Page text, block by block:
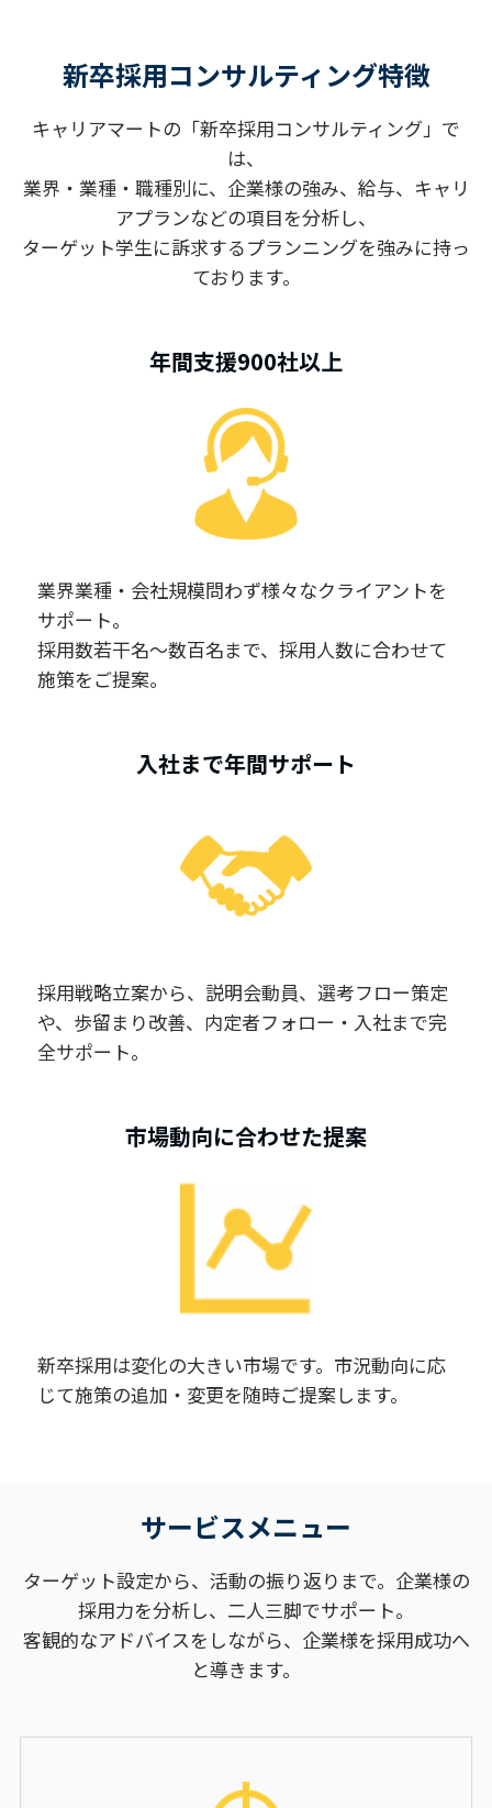
新卒採用コンサルティング特徴
キャリアマートの「新卒採用コンサルティング」で
は、
業界・業種・職種別に、企業様の強み、給与、キャリ
アプランなどの項目を分析し、
ターゲット学生に訴求するプランニングを強みに持っ
ております。
年間支援900社以上
業界業種・会社規模問わず様々なクライアントを
サポート。
採用数若干名～数百名まで、採用人数に合わせて
施策をご提案。
入社まで年間サポート
採用戦略立案から、説明会動員、選考フロー策定
や、歩留まり改善、内定者フォロー・入社まで完
全サポート。
市場動向に合わせた提案
新卒採用は変化の大きい市場です。市況動向に応
じて施策の追加・変更を随時ご提案します。
サービスメニュー
ターゲット設定から、活動の振り返りまで。企業様の
採用力を分析し、二人三脚でサポート。
客観的なアドバイスをしながら、企業様を採用成功へ
と導きます。